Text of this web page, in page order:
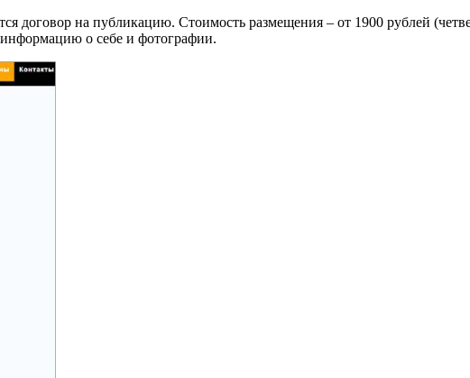
договор на публикацию. Стоимость размещения – от 1900 рублей
о себе и фотографии.